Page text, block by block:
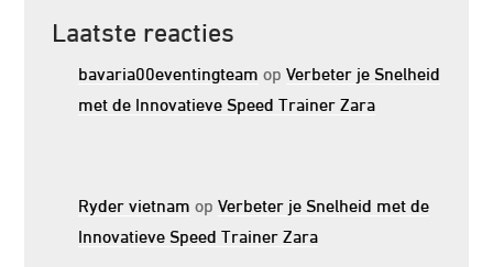
Laatste reacties
bavaria00eventingteam opVerbeter je Snelheid
met de Innovatieve Speed Trainer Zara
Ryder vietnam opVerbeter je Snelheid met de
Innovatieve Speed Trainer Zara